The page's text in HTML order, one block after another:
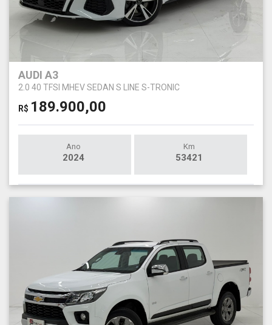
AUDI A3
2.0 40 TFSI MHEV SEDAN S LINE S-TRONIC
R$ 189.900,00
Ano
2024
Km
53421